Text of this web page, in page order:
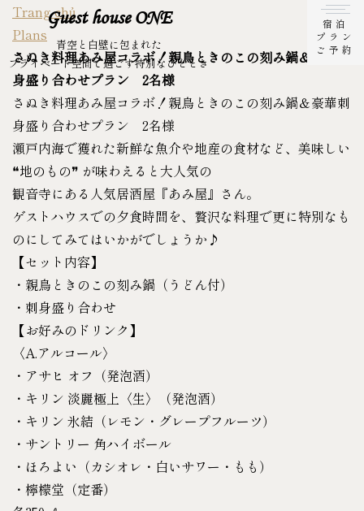
Guest house ONE
青空と白壁に包まれた
プライベート空間で過ごす特別なひととき
宿泊
プラン
ご予約
Trang chủ
Plans
さぬき料理あみ屋コラボ！親鳥ときのこの刻み鍋＆豪華刺
身盛り合わせプラン 2名様
さぬき料理あみ屋コラボ！親鳥ときのこの刻み鍋＆豪華刺
身盛り合わせプラン 2名様
瀬戸内海で獲れた新鮮な魚介や地産の食材など、美味しい
❝地のもの❞ が味わえると大人気の
観音寺にある人気居酒屋『あみ屋』さん。
ゲストハウスでの夕食時間を、贅沢な料理で更に特別なも
のにしてみてはいかがでしょうか♪
【セット内容】
・親鳥ときのこの刻み鍋（うどん付）
・刺身盛り合わせ
【お好みのドリンク】
〈A.アルコール〉
・アサヒ オフ（発泡酒）
・キリン 淡麗極上〈生〉（発泡酒）
・キリン 氷結（レモン・グレープフルーツ）
・サントリー 角ハイボール
・ほろよい（カシオレ・白いサワー・もも）
・檸檬堂（定番）